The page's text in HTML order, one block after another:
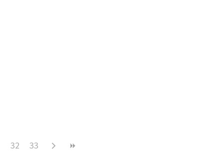
32 33